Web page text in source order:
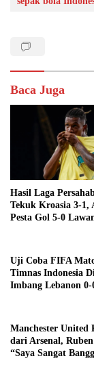
Baca Juga
Hasil Laga
Tekuk Kroasia 3-1,
Pesta Gol 5-0
Uji Coba FIFA
Timnas Indonesia
Imbang Lebanon 0-
Manchester United
dari Arsenal,
“Saya Sangat